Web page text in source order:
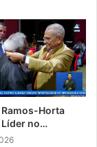
Horta
Líder no…